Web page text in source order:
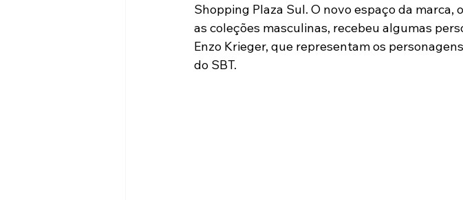
Shopping Plaza Sul. O novo espaço da
as coleções masculinas, recebeu algumas
Enzo Krieger, que representam os
do SBT.